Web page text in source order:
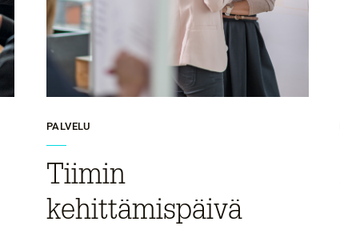
PALVELU
Tiimin
kehittämispäivä